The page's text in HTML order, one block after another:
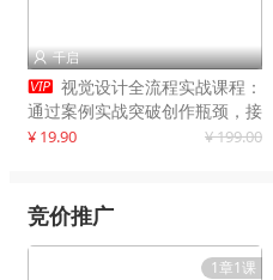
 千启
 视觉设计全流程实战课程：
通过案例实战突破创作瓶颈，接
单月入20000+
¥ 19.90 ¥ 199.00
竞价推广
1章1课